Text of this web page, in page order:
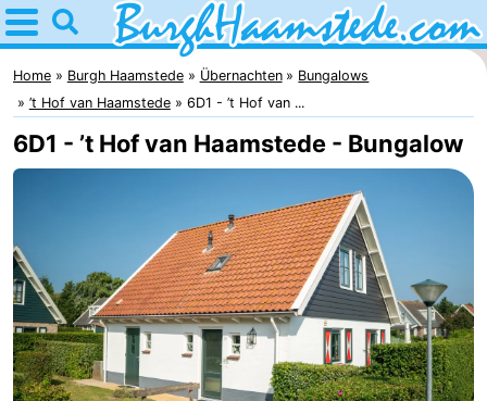
Home
Burgh
Haamstede
Tipps
Für
Kop
van
Schouwen
Übernachten
Appartements
Campingplätze
Home Burgh Haamstede Übernachten
Bungalows
’t Hof van Haamstede
6D1 - ’t Hof van ...
6D1 - ’t Hof van Haamstede - Bungalow